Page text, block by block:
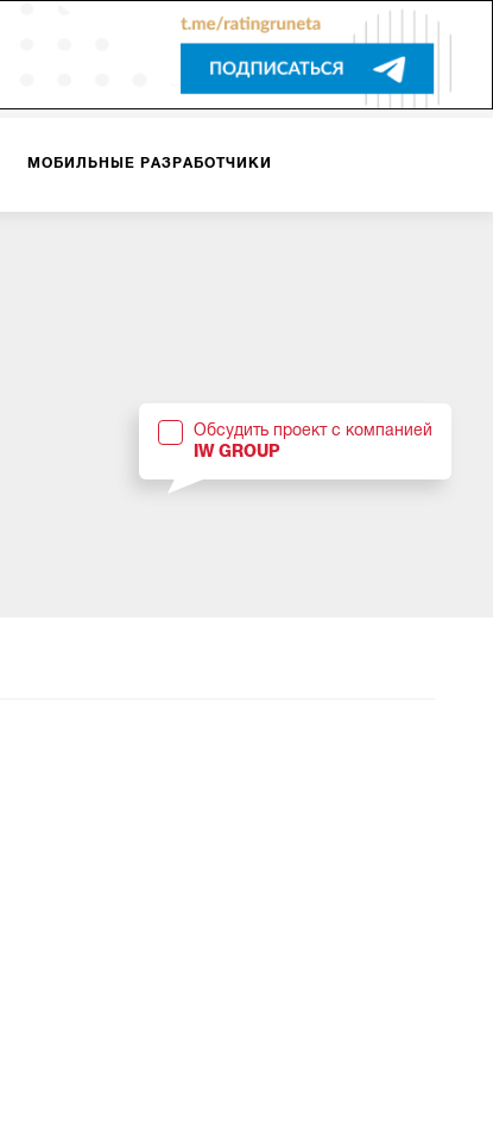
МОБИЛЬНЫЕ РАЗРАБОТЧИКИ
Обсудить проект с компанией
IW GROUP